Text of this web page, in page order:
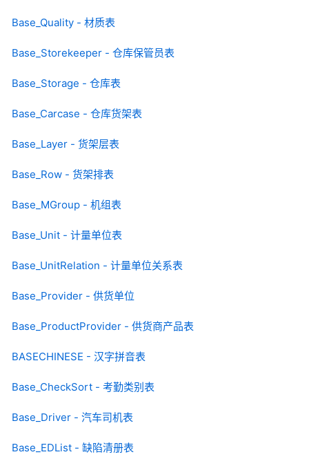
Base_Quality - 材质表
Base_Storekeeper - 仓库保管员表
Base_Storage - 仓库表
Base_Carcase - 仓库货架表
Base_Layer - 货架层表
Base_Row - 货架排表
Base_MGroup - 机组表
Base_Unit - 计量单位表
Base_UnitRelation - 计量单位关系表
Base_Provider - 供货单位
Base_ProductProvider - 供货商产品表
BASECHINESE - 汉字拼音表
Base_CheckSort - 考勤类别表
Base_Driver - 汽车司机表
Base_EDList - 缺陷清册表